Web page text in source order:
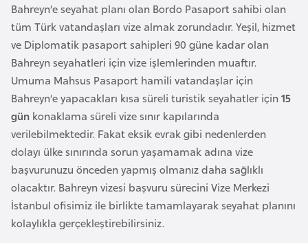
Bahreyn’e seyahat planı olan Bordo Pasaport sahibi olan
tüm Türk vatandaşları vize almak zorundadır. Yeşil, hizmet
ve Diplomatik pasaport sahipleri 90 güne kadar olan
Bahreyn seyahatleri için vize işlemlerinden muaftır.
Umuma Mahsus Pasaport hamili vatandaşlar için
Bahreyn’e yapacakları kısa süreli turistik seyahatler için15
gün konaklama süreli vize sınır kapılarında
verilebilmektedir. Fakat eksik evrak gibi nedenlerden
dolayı ülke sınırında sorun yaşamamak adına vize
başvurunuzu önceden yapmış olmanız daha sağlıklı
olacaktır. Bahreyn vizesi başvuru sürecini Vize Merkezi
İstanbul ofisimiz ile birlikte tamamlayarak seyahat planını
kolaylıkla gerçekleştirebilirsiniz.
a
d
e
ş
B
e
l
a
r
u
s